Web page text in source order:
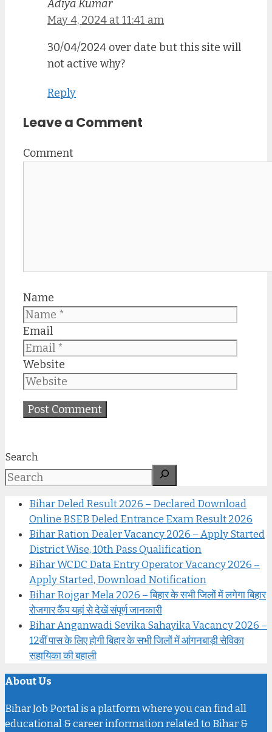
Adiya Kumar
May 4, 2024 at 11:41 am
30/04/2024 over date but this site will
not active why?
Reply
Leave a Comment
Comment
Name
Email
Website
Search
Bihar Deled Result 2026 – Declared Download
Online BSEB Deled Entrance Exam Result 2026
Bihar Ration Dealer Vacancy 2026 – Apply Started
District Wise, 10th Pass Qualification
Bihar WCDC Data Entry Operator Vacancy 2026 –
Apply Started, Download Notification
Bihar Rojgar Mela 2026 – बिहार के सभी जिलों में लगेगा बिहार
रोजगार कैंप यहां से देखें संपूर्ण जानकारी
Bihar Anganwadi Sevika Sahayika Vacancy 2026 –
12वीं पास के लिए होगी बिहार के सभी जिलों में आंगनबाड़ी सेविका
सहायिका की बहाली
About Us
Bihar Job Portal is a platform where you can find all
educational & career information related to Bihar &